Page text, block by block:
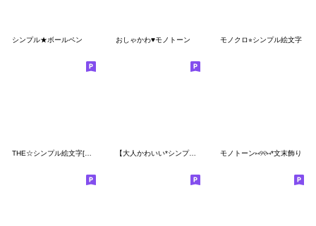
シンプル★ボールペン おしゃかわ♥モノトーン モノクロ⭐︎シンプル絵文字
【大人かわいい*シンプル*ミニ絵文字】 モノトーン⑅୨୧⑅*文末飾り